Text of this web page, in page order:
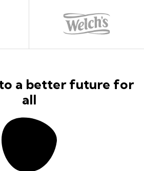
a better future for
all